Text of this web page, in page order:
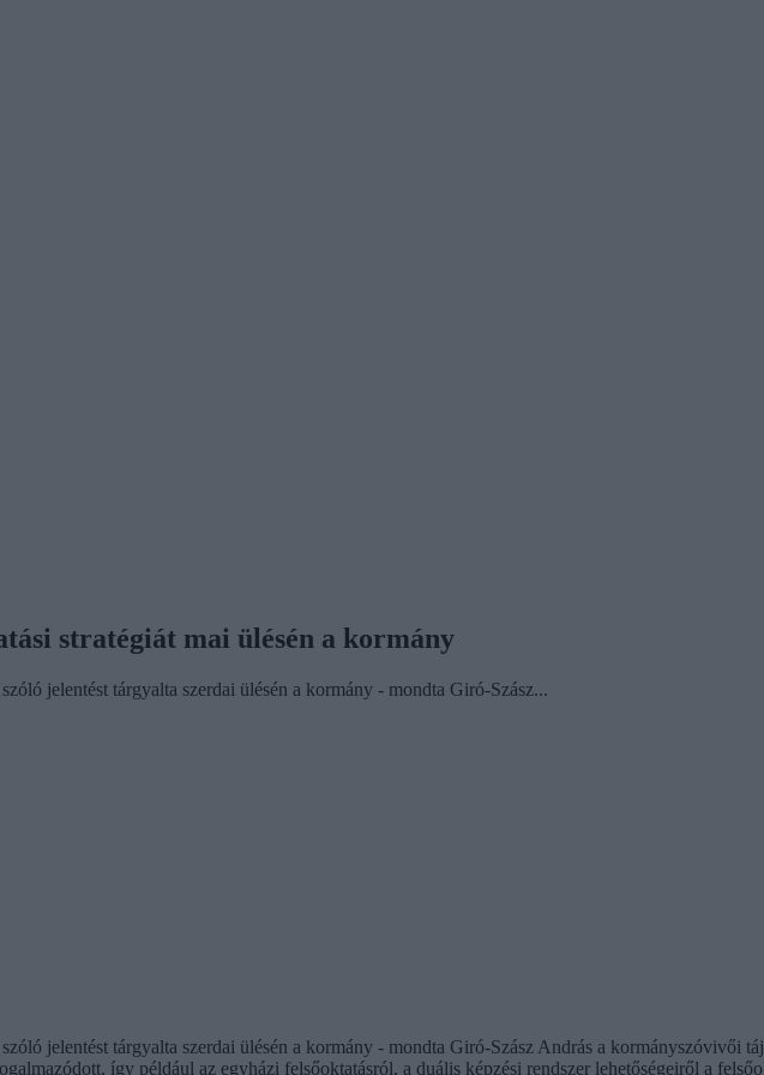
stratégiát mai ülésén a kormány
jelentést tárgyalta szerdai ülésén a kormány - mondta Giró-Szász...
jelentést tárgyalta szerdai ülésén a kormány - mondta Giró-Szász András a kormányszóvivői
így például az egyházi felsőoktatásról, a duális képzési rendszer lehetőségeiről a